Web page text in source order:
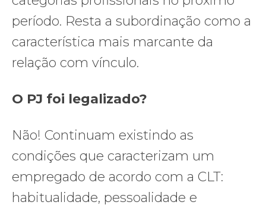
período. Resta a subordinação como a
característica mais marcante da
relação com vínculo.
O PJ foi legalizado?
Não! Continuam existindo as
condições que caracterizam um
empregado de acordo com a CLT:
habitualidade, pessoalidade e